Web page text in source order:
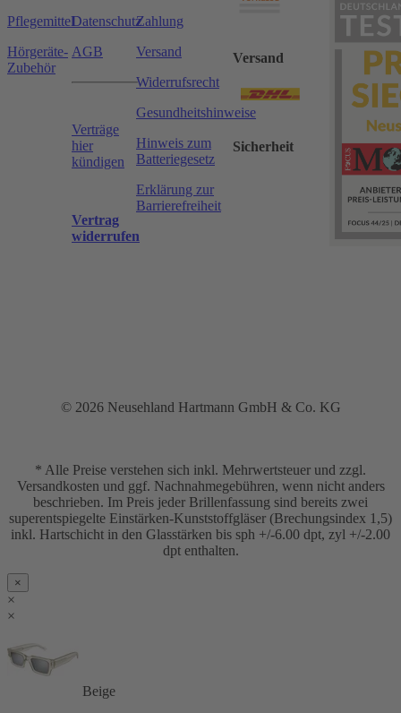
Pflegemittel
Hörgeräte-
Zubehör
Datenschutz
AGB
Verträge
hier
kündigen
Vertrag
widerrufen
Zahlung
Versand
Widerrufsrecht
Gesundheitshinweise
Hinweis zum
Batteriegesetz
Erklärung zur
Barrierefreiheit
Versand
Sicherheit
© 2026 Neusehland Hartmann GmbH & Co. KG
* Alle Preise verstehen sich inkl. Mehrwertsteuer und zzgl.
Versandkosten und ggf. Nachnahmegebühren, wenn nicht anders
beschrieben. Im Preis jeder Brillenfassung sind bereits zwei
superentspiegelte Einstärken-Kunststoffgläser (Brechungsindex 1,5)
inkl. Hartschicht in den Glasstärken bis sph +/-6.00 dpt, zyl +/-2.00
dpt enthalten.
×
×
×
Beige